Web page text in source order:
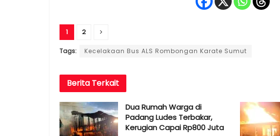
1 2
Tags: Kecelakaan Bus ALS Rombongan Karate Sumut
Berita Terkait
Dua Rumah Warga di
Padang Ludes Terbakar,
Kerugian Capai Rp800 Juta